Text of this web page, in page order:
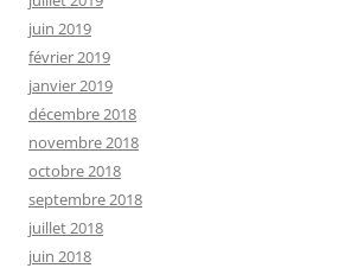
juin 2019
février 2019
janvier 2019
décembre 2018
novembre 2018
octobre 2018
septembre 2018
juillet 2018
juin 2018